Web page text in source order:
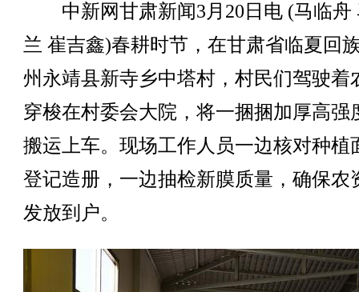
中新网甘肃新闻3月20日电 (马临舟
兰 崔吉鑫)春耕时节，在甘肃省临夏回
州永靖县新寺乡中塔村，村民们驾驶着
穿梭在村委会大院，将一捆捆加厚高强
搬运上车。现场工作人员一边核对种植
登记造册，一边抽检新膜质量，确保农
发放到户。